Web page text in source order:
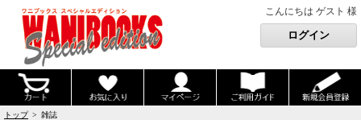
こんにちは ゲスト 様
トップ> 雑誌